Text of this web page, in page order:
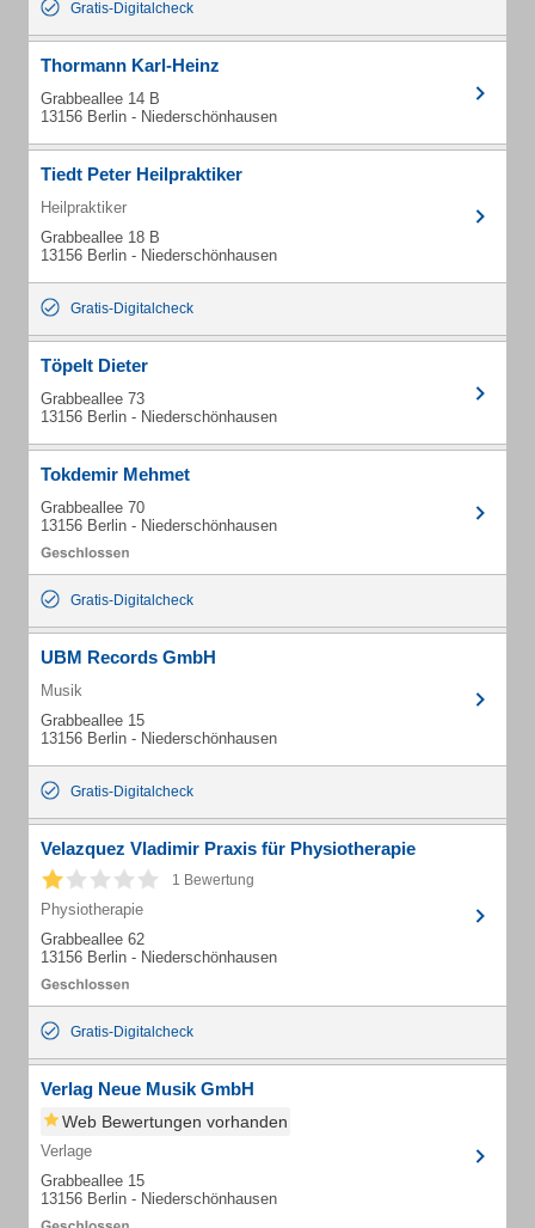
Gratis-Digitalcheck
Thormann Karl-Heinz
Grabbeallee 14 B
13156 Berlin - Niederschönhausen
Tiedt Peter Heilpraktiker
Heilpraktiker
Grabbeallee 18 B
13156 Berlin - Niederschönhausen
Gratis-Digitalcheck
Töpelt Dieter
Grabbeallee 73
13156 Berlin - Niederschönhausen
Tokdemir Mehmet
Grabbeallee 70
13156 Berlin - Niederschönhausen
Gratis-Digitalcheck
UBM Records GmbH
Musik
Grabbeallee 15
13156 Berlin - Niederschönhausen
Gratis-Digitalcheck
Velazquez Vladimir Praxis für Physiotherapie
1 Bewertung
Physiotherapie
Grabbeallee 62
13156 Berlin - Niederschönhausen
Gratis-Digitalcheck
Verlag Neue Musik GmbH
Web Bewertungen vorhanden
Verlage
Grabbeallee 15
13156 Berlin - Niederschönhausen